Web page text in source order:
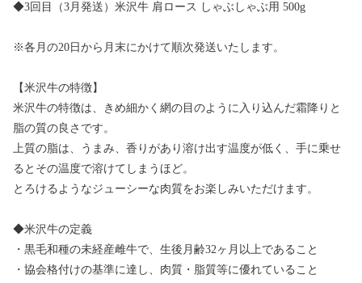
◆3回目（3月発送）米沢牛 肩ロース しゃぶしゃぶ用 500g
※各月の20日から月末にかけて順次発送いたします。
【米沢牛の特徴】
米沢牛の特徴は、きめ細かく網の目のように入り込んだ霜降りと
脂の質の良さです。
上質の脂は、うまみ、香りがあり溶け出す温度が低く、手に乗せ
るとその温度で溶けてしまうほど。
とろけるようなジューシーな肉質をお楽しみいただけます。
◆米沢牛の定義
・黒毛和種の未経産雌牛で、生後月齢32ヶ月以上であること
・協会格付けの基準に達し、肉質・脂質等に優れていること